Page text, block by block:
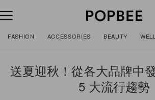
FASHION ACCESSORIES BEAUTY
送夏迎秋！從各大品牌中
5 大流行趨勢